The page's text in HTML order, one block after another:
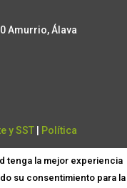
Amurrio, Álava
y SST
Política
tenga la mejor experiencia
su consentimiento para la